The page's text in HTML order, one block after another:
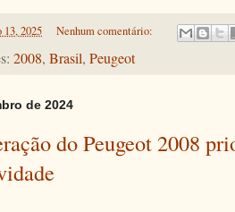
13, 2025 Nenhum comentário:
2008, Brasil, Peugeot
de 2024
do Peugeot 2008